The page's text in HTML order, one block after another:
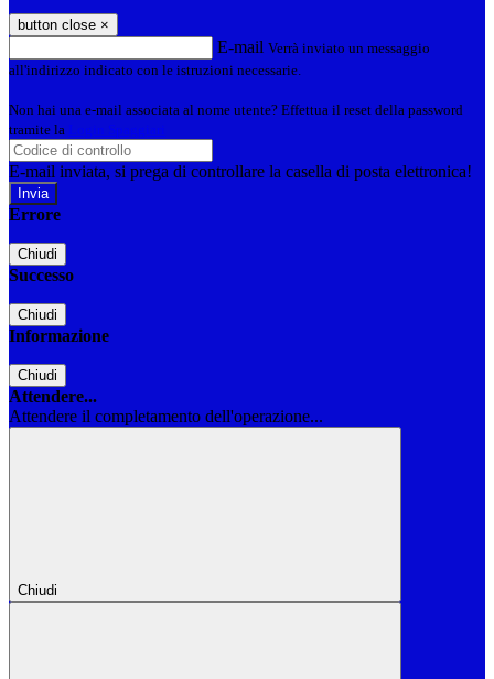
button close ×
E-mail Verrà inviato un messaggio
all'indirizzo indicato con le istruzioni necessarie.
Non hai una e-mail associata al nome utente? Effettua il reset della password
tramite la Login Spaggiari
E-mail inviata, si prega di controllare la casella di posta elettronica!
Errore
Chiudi
Successo
Chiudi
Informazione
Chiudi
Attendere...
Attendere il completamento dell'operazione...
Chiudi